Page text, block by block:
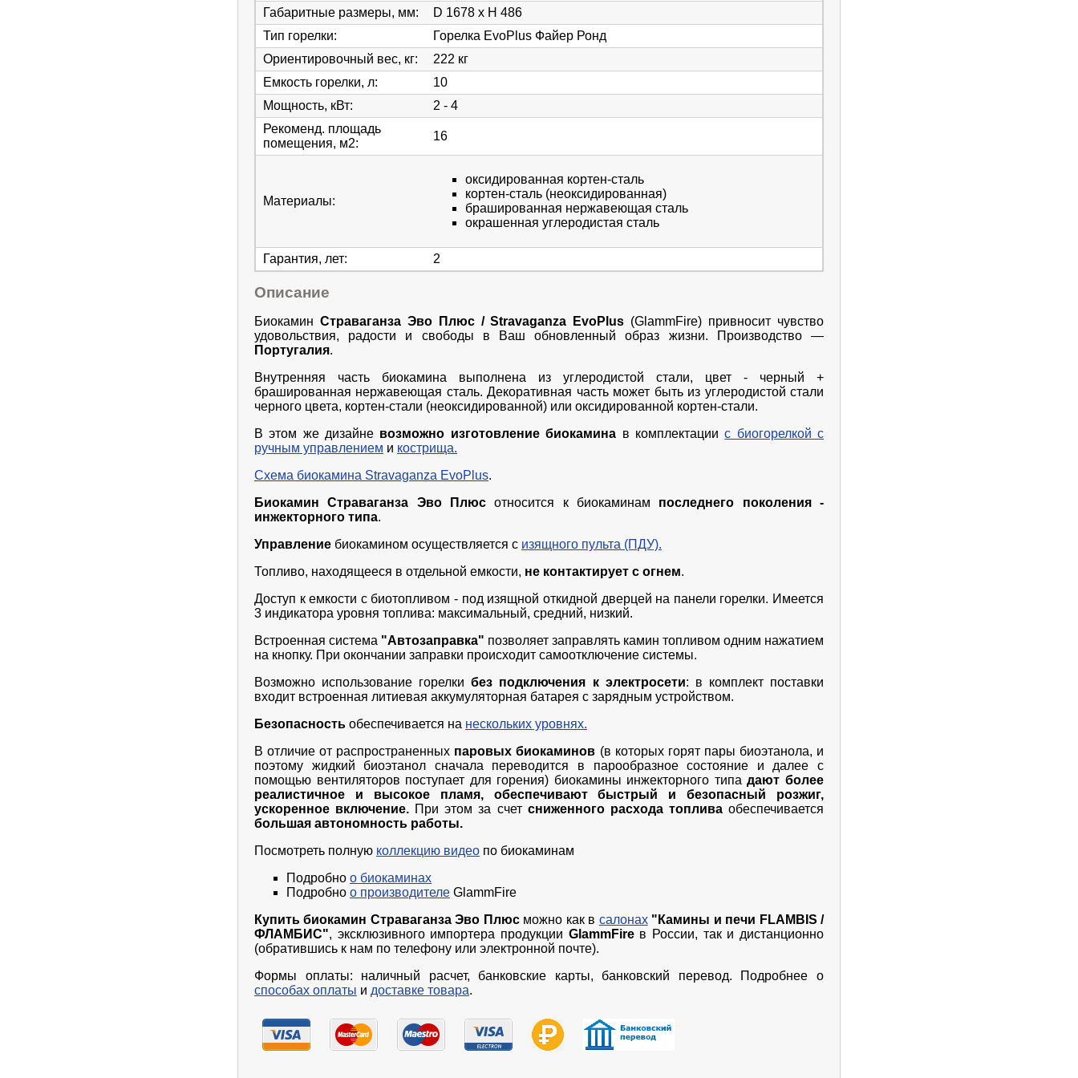
Габаритные размеры, мм:
D 1678 х Н 486
Тип горелки:
Горелка EvoPlus Файер Ронд
Ориентировочный вес, кг:
222 кг
Емкость горелки, л:
10
Мощность, кВт:
2 - 4
Рекоменд. площадь
помещения, м2:
16
Материалы:
оксидированная кортен-сталь
кортен-сталь (неоксидированная)
брашированная нержавеющая сталь
окрашенная углеродистая сталь
Гарантия, лет: 2
Описание
Биокамин Страваганза Эво Плюс / Stravaganza EvoPlus (GlammFire) привносит чувство
удовольствия, радости и свободы в Ваш обновленный образ жизни. Производство —
Португалия.
Внутренняя часть биокамина выполнена из углеродистой стали, цвет - черный +
брашированная нержавеющая сталь. Декоративная часть может быть из углеродистой стали
черного цвета, кортен-стали (неоксидированной) или оксидированной кортен-стали.
В этом же дизайне возможно изготовление биокамина в комплектациис биогорелкой с
ручным управлением и кострища.
Схема биокамина Stravaganza EvoPlus.
Биокамин Страваганза Эво Плюсотносится к биокаминам последнего поколения -
инжекторного типа.
Управление биокамином осуществляется с изящного пульта (ПДУ).
Топливо, находящееся в отдельной емкости, не контактирует с огнем.
Доступ к емкости с биотопливом - под изящной откидной дверцей на панели горелки. Имеется
3 индикатора уровня топлива: максимальный, средний, низкий.
Встроенная система "Автозаправка" позволяет заправлять камин топливом одним нажатием
на кнопку. При окончании заправки происходит самоотключение системы.
Возможно использование горелкибез подключения к электросети: в комплект поставки
входит встроенная литиевая аккумуляторная батарея с зарядным устройством.
Безопасность обеспечивается на нескольких уровнях.
В отличие от распространенных паровых биокаминов (в которых горят пары биоэтанола, и
поэтому жидкий биоэтанол сначала переводится в парообразное состояние и далее с
помощью вентиляторов поступает для горения) биокамины инжекторного типадают более
реалистичное и высокое пламя, обеспечивают быстрый и безопасный розжиг,
ускоренное включение. При этом за счет сниженного расхода топливаобеспечивается
большая автономность работы.
Посмотреть полную коллекцию видео по биокаминам
Подробно о биокаминах
Подробно о производителе GlammFire
Купить биокамин Страваганза Эво Плюсможно как в салонах"Камины и печи FLAMBIS /
ФЛАМБИС", эксклюзивного импортера продукции GlammFireв России, так и дистанционно
(обратившись к нам по телефону или электронной почте).
Формы оплаты: наличный расчет, банковские карты, банковский перевод. Подробнее о
способах оплаты и доставке товара.